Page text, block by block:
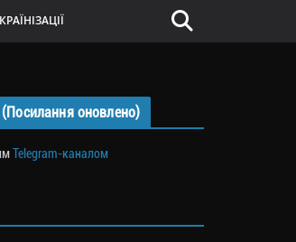
оновлено)
Telegram-каналом